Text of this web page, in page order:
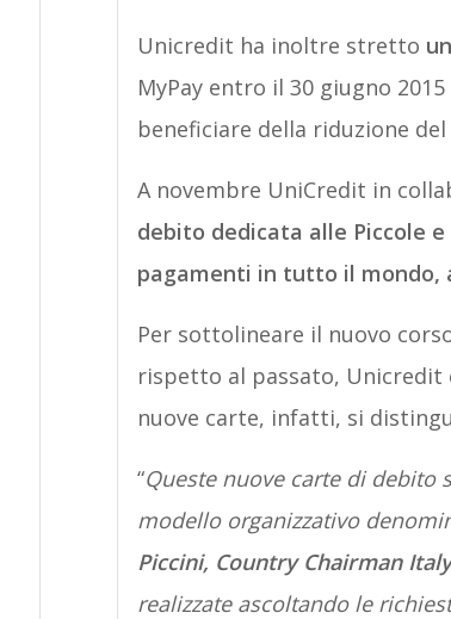
Unicredit ha inoltre stretto
MyPay entro il 30 giugno
beneficiare della riduzione
A novembre UniCredit in
debito dedicata alle Piccole
pagamenti in tutto il mondo,
Per sottolineare il nuovo
rispetto al passato, Unicredit
nuove carte, infatti, si
“Queste nuove carte di debito
modello organizzativo
Piccini, Country Chairman
realizzate ascoltando le